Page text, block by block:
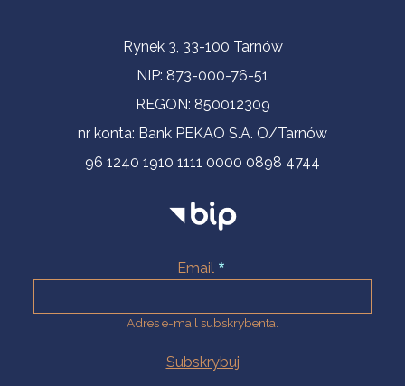
Informacje kontaktoweRynek 3, 33-100 Tarnów
NIP: 873-000-76-51
REGON: 850012309
nr konta: Bank PEKAO S.A. O/Tarnów
96 1240 1910 1111 0000 0898 4744
Email
Adres e-mail subskrybenta.